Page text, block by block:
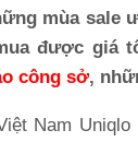
mùa sale
được giá
công sở,
Nam Uniqlo